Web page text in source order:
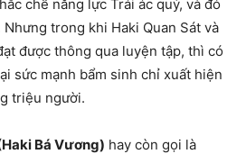
chế năng lực Trái ác quỷ, và đó
Nhưng trong khi Haki Quan Sát và
được thông qua luyện tập, thì có
sức mạnh bẩm sinh chỉ xuất hiện
triệu người.
Bá Vương) hay còn gọi là